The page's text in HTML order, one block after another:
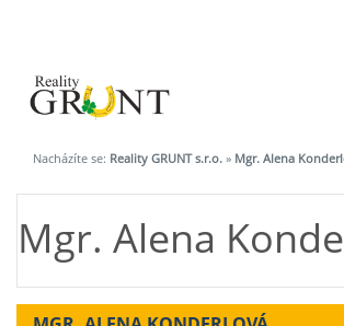
Nacházíte se: Reality GRUNT s.r.o. » Mgr. Alena
Mgr. Alena